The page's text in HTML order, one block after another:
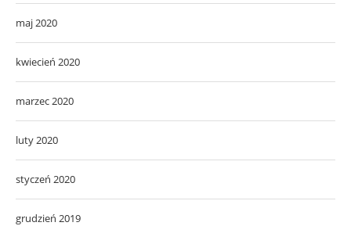
maj 2020
kwiecień 2020
marzec 2020
luty 2020
styczeń 2020
grudzień 2019